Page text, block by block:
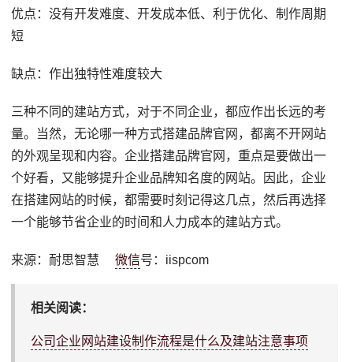
优点：没有开发难度、开发成本低、利于优化、制作周期
短
缺点：作出独特性难度较大
三种不同的建站方式，对于不同企业，都应作出长远的考
量。当然，无论哪一种方式搭建品牌官网，都离不开网站
的外观呈现和内容。企业搭建品牌官网，重点是要做出一
个好看，又能够提升企业品牌知名度的网站。因此，企业
在搭建网站的时候，都需要时刻记得这几点，然后再选择
一个能够节省企业的时间和人力成本的建站方式。
来源：耐思智慧微信号：iispcom
相关阅读：
公司企业网站建设制作流程是什么及建站注意事项